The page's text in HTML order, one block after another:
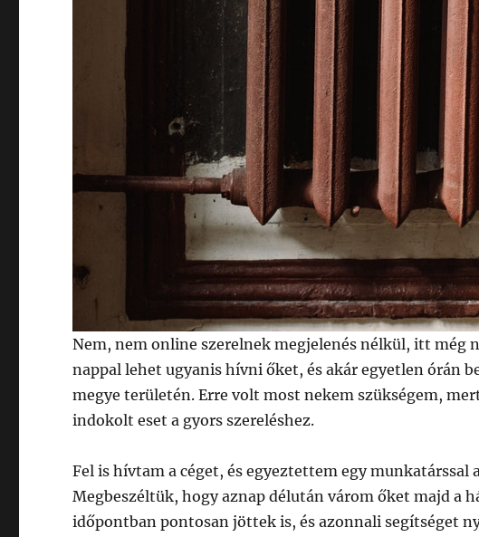
Nem, nem online szerelnek megjelenés nélkül, itt még
nappal lehet ugyanis hívni őket, és akár egyetlen órán
megye területén. Erre volt most nekem szükségem,
indokolt eset a gyors szereléshez.
Fel is hívtam a céget, és egyeztettem egy
Megbeszéltük, hogy aznap délután várom őket majd a
időpontban pontosan jöttek is, és azonnali segítséget